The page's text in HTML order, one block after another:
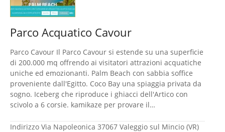
Parco Acquatico Cavour
Parco Cavour Il Parco Cavour si estende su una superficie
di 200.000 mq offrendo ai visitatori attrazioni acquatiche
uniche ed emozionanti. Palm Beach con sabbia soffice
proveniente dall'Egitto. Coco Bay una spiaggia privata da
sogno. Iceberg che riproduce i ghiacci dell'Artico con
scivolo a 6 corsie. kamikaze per provare il…
Indirizzo Via Napoleonica 37067 Valeggio sul Mincio (VR)